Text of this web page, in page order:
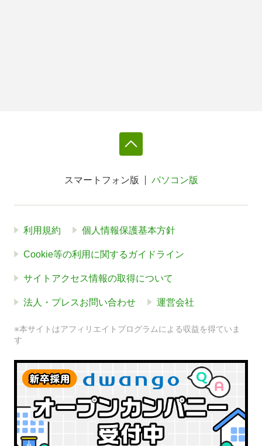
スマートフォン版 パソコン版
利用規約 個人情報保護基本方針
Cookie等の利用に関するガイドライン
サイトアクセス情報の取得について
法人・プレスお問い合わせ 運営会社
※本サイトはアフィリエイトプログラムによる収益を得ていま
す